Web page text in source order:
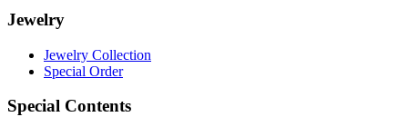
Jewelry
Jewelry Collection
Special Order
Special Contents